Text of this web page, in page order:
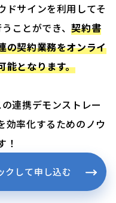
ドサインを利用してそ
ことができ、契約書
の契約業務をオンライ
能となります。
連携デモンストレー
効率化するためのノウ
！
クして申し込む